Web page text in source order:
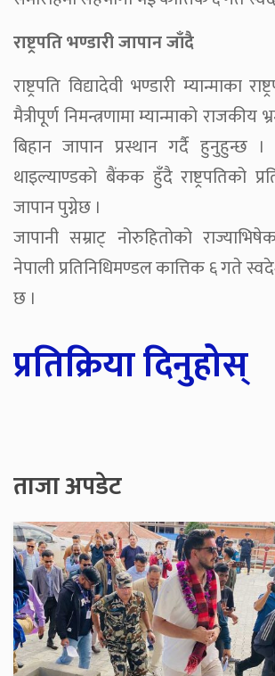
राष्ट्रपति भण्डारी जापान जाँदै
राष्ट्रपति विद्यादेवी भण्डारी म्यान्माका
मैत्रीपूर्ण निमन्त्रणामा म्यान्माको
बिहान जापान प्रस्थान गर्दै हुनुहुन्छ
थाइल्याण्डको बैंकक हुँदै राष्ट्रपतिको
जापान पुग्नेछ ।
जापानी सम्राट् नोरुहितोको
नेपाली प्रतिनिधिमण्डल कात्तिक ६ गते
छ ।
प्रतिक्रिया दिनुहोस्
ताजा अपडेट